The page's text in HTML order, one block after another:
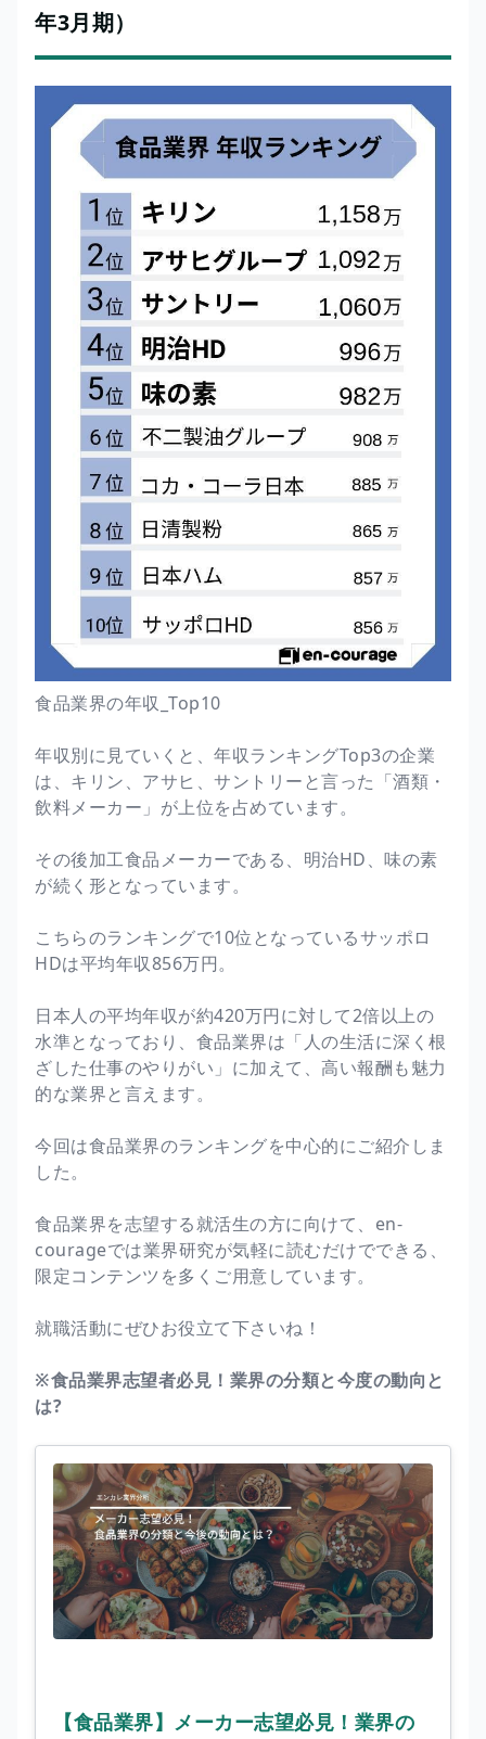
年3月期）
食品業界の年収_Top10
年収別に見ていくと、年収ランキングTop3の企業
は、キリン、アサヒ、サントリーと言った「酒類・
飲料メーカー」が上位を占めています。
その後加工食品メーカーである、明治HD、味の素
が続く形となっています。
こちらのランキングで10位となっているサッポロ
HDは平均年収856万円。
日本人の平均年収が約420万円に対して2倍以上の
水準となっており、食品業界は「人の生活に深く根
ざした仕事のやりがい」に加えて、高い報酬も魅力
的な業界と言えます。
今回は食品業界のランキングを中心的にご紹介しま
した。
食品業界を志望する就活生の方に向けて、en-
courageでは業界研究が気軽に読むだけでできる、
限定コンテンツを多くご用意しています。
就職活動にぜひお役立て下さいね！
※食品業界志望者必見！業界の分類と今度の動向と
は?
【食品業界】メーカー志望必見！業界の